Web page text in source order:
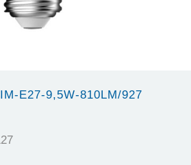
E27-9,5W-810LM/927